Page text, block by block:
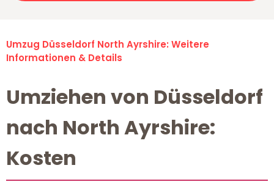
Umzug Düsseldorf North Ayrshire: Weitere
Informationen & Details
Umziehen von Düsseldorf
nach North Ayrshire:
Kosten